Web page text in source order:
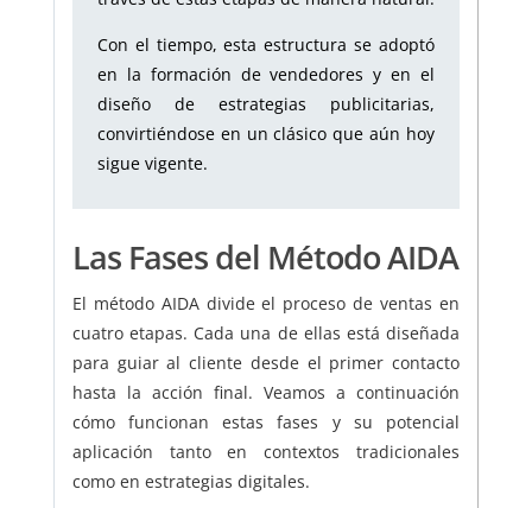
Con el tiempo, esta estructura se adoptó
en la formación de vendedores y en el
diseño de estrategias publicitarias,
convirtiéndose en un clásico que aún hoy
sigue vigente.
Las Fases del Método AIDA
El método AIDA divide el proceso de ventas en
cuatro etapas. Cada una de ellas está diseñada
para guiar al cliente desde el primer contacto
hasta la acción final. Veamos a continuación
cómo funcionan estas fases y su potencial
aplicación tanto en contextos tradicionales
como en estrategias digitales.